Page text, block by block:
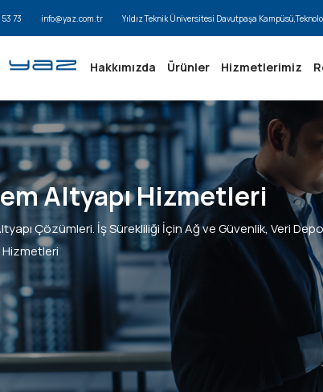
73 info@yaz.com.tr Yıldız Teknik Üniversitesi Davutpaşa
Hakkımızda Ürünler Hizmetlerimiz
Altyapı Hizmetleri
Çözümleri. İş Sürekliliği İçin Ağ ve Güvenlik, Veri